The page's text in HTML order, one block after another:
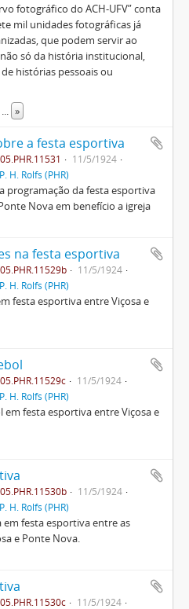
fotográfico do ACH-UFV” conta
mil unidades fotográficas já
que podem servir ao
só da história institucional,
histórias pessoais ou
»
a festa esportiva
11/5/1924
H. Rolfs (PHR)
programação da festa esportiva
Nova em benefício a igreja
na festa esportiva
11/5/1924
H. Rolfs (PHR)
festa esportiva entre Viçosa e
11/5/1924
H. Rolfs (PHR)
em festa esportiva entre Viçosa e
11/5/1924
H. Rolfs (PHR)
em festa esportiva entre as
e Ponte Nova.
11/5/1924